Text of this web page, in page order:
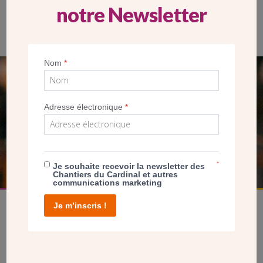
Tentation d’Adam et Eve, cathédrale St Julien Mans. (Wikipedia
CC)
SEUL VOTRE DON
NOUS PERMET D’AGIR
FAIRE UN DON
notre Newsletter
Nom*
Adresse électronique*
Je souhaite recevoir la newsletter des
Chantiers du Cardinal et autres
communications marketing
*
Je m’inscris !